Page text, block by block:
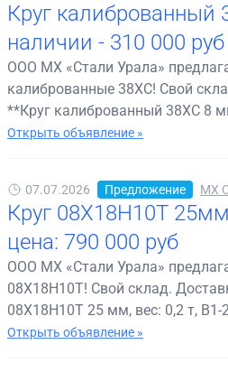
Круг
наличии - 310 000 руб
ООО МХ «Стали Урала»
калиброванные 38ХС! Свой
**Круг калиброванный 38ХС 8
Открыть объявление »
07.07.2026 Предложение МХ
Круг 08Х18Н10Т
цена: 790 000 руб
ООО МХ «Стали Урала»
08Х18Н10Т! Свой склад.
08Х18Н10Т 25 мм, вес: 0,2 т,
Открыть объявление »